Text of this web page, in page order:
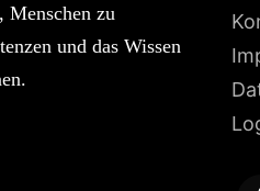
Menschen zu
und das Wissen